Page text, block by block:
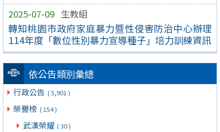
2025-07-09 生教組
轉知桃園市政府家庭暴力暨性侵害防治中心辦理
114年度「數位性別暴力宣導種子」培力訓練資訊
依公告類別彙總
行政公告 ( 5,901 )
榮譽榜 ( 154 )
武漢榮耀 ( 30 )